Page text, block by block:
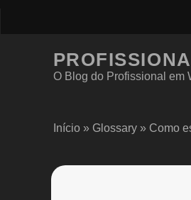
O Blog do Profissional em
Início» Glossary» Como